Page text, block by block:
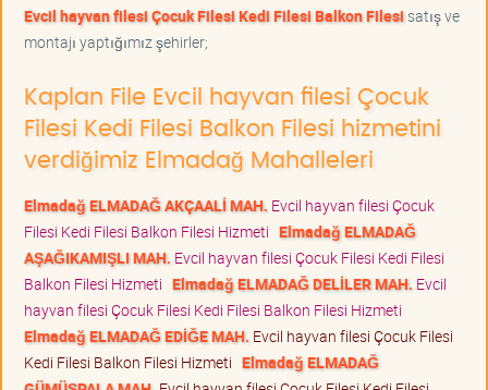
Evcil hayvan filesi Çocuk Filesi Kedi Filesi Balkon Filesisatış ve
montajı yaptığımız şehirler;
Kaplan File Evcil hayvan filesi Çocuk
Filesi Kedi Filesi Balkon Filesi hizmetini
verdiğimiz Elmadağ Mahalleleri
Elmadağ ELMADAĞ AKÇAALİ MAH. Evcil hayvan filesi Çocuk
Filesi Kedi Filesi Balkon Filesi Hizmeti Elmadağ ELMADAĞ
AŞAĞIKAMIŞLI MAH. Evcil hayvan filesi Çocuk Filesi Kedi Filesi
Balkon Filesi Hizmeti Elmadağ ELMADAĞ DELİLER MAH. Evcil
hayvan filesi Çocuk Filesi Kedi Filesi Balkon Filesi Hizmeti
Elmadağ ELMADAĞ EDİĞE MAH. Evcil hayvan filesi Çocuk Filesi
Kedi Filesi Balkon Filesi Hizmeti Elmadağ ELMADAĞ